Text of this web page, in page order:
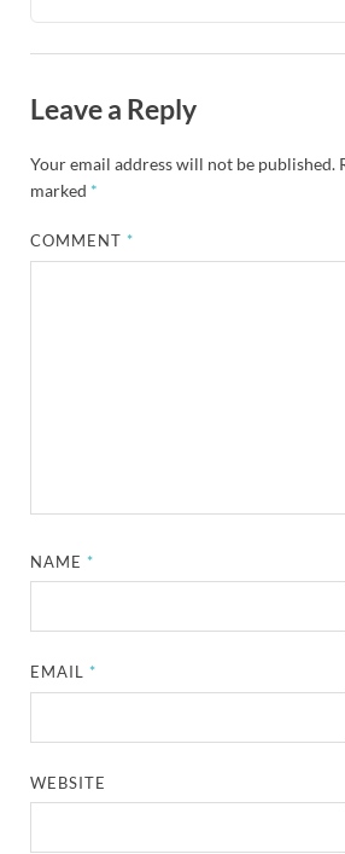
Leave a Reply
Your email address will not be published.
marked *
COMMENT*
NAME*
EMAIL*
WEBSITE